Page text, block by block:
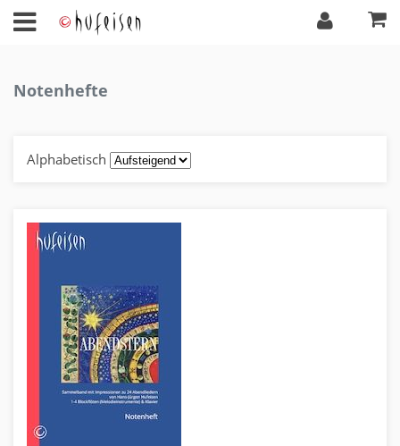
Notenhefte
Alphabetisch